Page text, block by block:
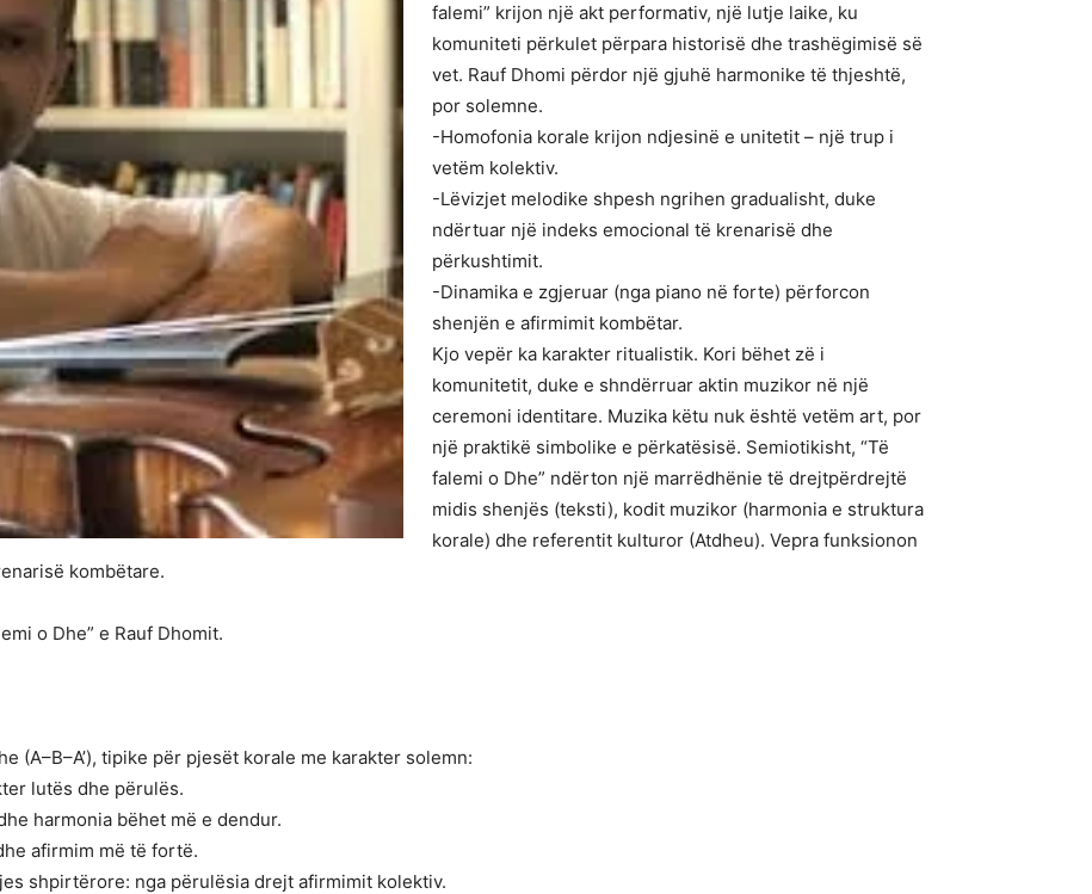
falemi” krijon një akt performativ, një lutje laike, ku
komuniteti përkulet përpara historisë dhe trashëgimisë së
vet. Rauf Dhomi përdor një gjuhë harmonike të thjeshtë,
por solemne.
-Homofonia korale krijon ndjesinë e unitetit – një trup i
vetëm kolektiv.
-Lëvizjet melodike shpesh ngrihen gradualisht, duke
ndërtuar një indeks emocional të krenarisë dhe
përkushtimit.
-Dinamika e zgjeruar (nga piano në forte) përforcon
shenjën e afirmimit kombëtar.
Kjo vepër ka karakter ritualistik. Kori bëhet zë i
komunitetit, duke e shndërruar aktin muzikor në një
ceremoni identitare. Muzika këtu nuk është vetëm art, por
një praktikë simbolike e përkatësisë. Semiotikisht, “Të
falemi o Dhe” ndërton një marrëdhënie të drejtpërdrejtë
midis shenjës (teksti), kodit muzikor (harmonia e struktura
korale) dhe referentit kulturor (Atdheu). Vepra funksionon
kombëtare.
o Dhe” e Rauf Dhomit.
(A–B–A’), tipike për pjesët korale me karakter solemn:
lutës dhe përulës.
harmonia bëhet më e dendur.
afirmim më të fortë.
shpirtërore: nga përulësia drejt afirmimit kolektiv.